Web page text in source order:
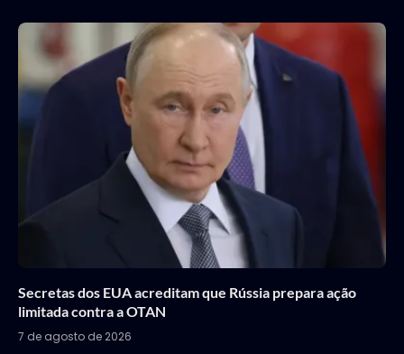
Secretas dos EUA acreditam que Rússia prepara ação
limitada contra a OTAN
7 de agosto de 2026